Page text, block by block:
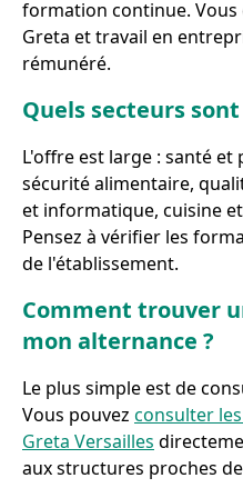
formation continue.
Greta et travail en
rémunéré.
Quels secteurs
L'offre est large : santé
sécurité alimentaire,
et informatique, cuisine
Pensez à vérifier les
de l'établissement.
Comment trouver
mon alternance ?
Le plus simple est de
Vous pouvez consulter
Greta Versailles
aux structures proches